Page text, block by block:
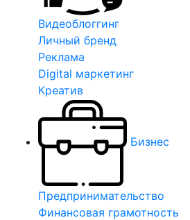
Видеоблоггинг
Личный бренд
Реклама
Digital маркетинг
Креатив
Бизнес
Предпринимательство
Финансовая грамотность